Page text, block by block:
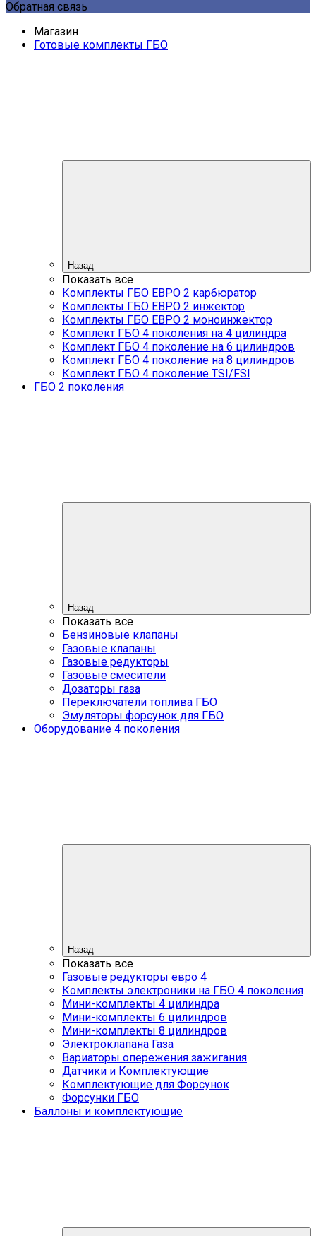
Обратная связь
Магазин
Готовые комплекты ГБО
Назад
Показать все
Комплекты ГБО ЕВРО 2 карбюратор
Комплекты ГБО ЕВРО 2 инжектор
Комплекты ГБО ЕВРО 2 моноинжектор
Комплект ГБО 4 поколения на 4 цилиндра
Комплект ГБО 4 поколение на 6 цилиндров
Комплект ГБО 4 поколение на 8 цилиндров
Комплект ГБО 4 поколение TSI/FSI
ГБО 2 поколения
Назад
Показать все
Бензиновые клапаны
Газовые клапаны
Газовые редукторы
Газовые смесители
Дозаторы газа
Переключатели топлива ГБО
Эмуляторы форсунок для ГБО
Оборудование 4 поколения
Назад
Показать все
Газовые редукторы евро 4
Комплекты электроники на ГБО 4 поколения
Мини-комплекты 4 цилиндра
Мини-комплекты 6 цилиндров
Мини-комплекты 8 цилиндров
Электроклапана Газа
Вариаторы опережения зажигания
Датчики и Комплектующие
Комплектующие для Форсунок
Форсунки ГБО
Баллоны и комплектующие